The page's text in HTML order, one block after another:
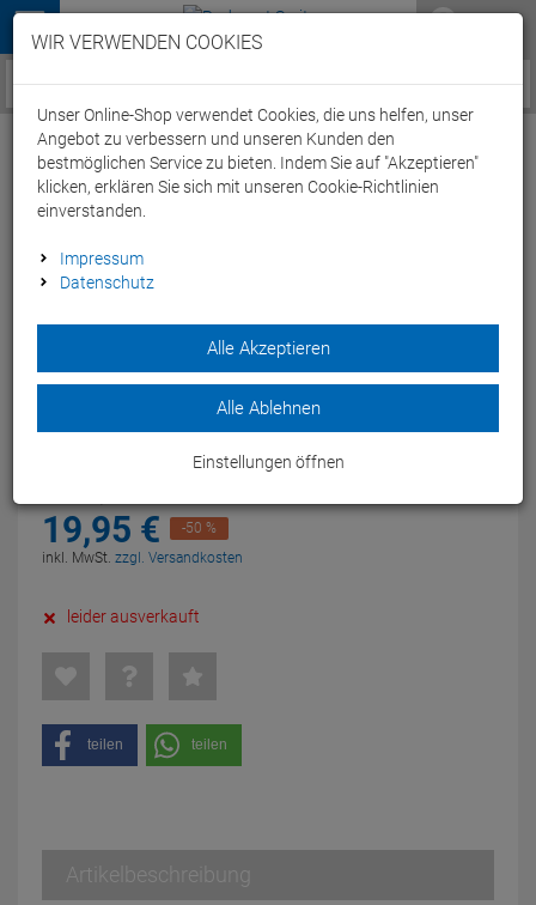
Menü
Service / Hilfe
Xlab Raptor Carbon Flaschenhalter
schwarz
Der XLAB Raptor ist der Carbontrinklaschenhalter im Svelte
Design. Der Cache bietet eine sehr gute Aerodynamik und
19,95 €
-50 %
inkl. MwSt. zzgl. Versandkosten
leider ausverkauft
teilen teilen
Artikelbeschreibung
WIR VERWENDEN COOKIES
Unser Online-Shop verwendet Cookies, die uns helfen, unser
Angebot zu verbessern und unseren Kunden den
bestmöglichen Service zu bieten. Indem Sie auf "Akzeptieren"
klicken, erklären Sie sich mit unseren Cookie-Richtlinien
einverstanden.
Impressum
Datenschutz
Alle Akzeptieren
Alle Ablehnen
Einstellungen öffnen